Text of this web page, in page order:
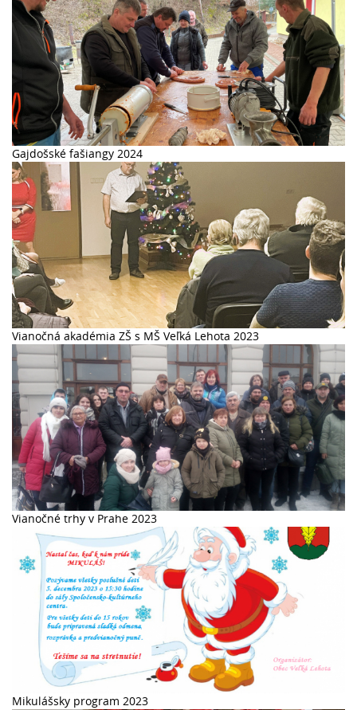
Gajdošské fašiangy 2024
Vianočná akadémia ZŠ s MŠ Veľká Lehota 2023
Vianočné trhy v Prahe 2023
Mikulášsky program 2023